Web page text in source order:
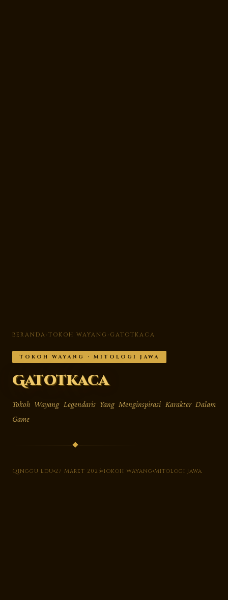
BERANDA ›TOKOH WAYANG › GATOTKACA
TOKOH WAYANG · MITOLOGI JAWA
Gatotkaca
Tokoh Wayang Legendaris Yang Menginspirasi Karakter Dalam
Game
Qinggu Edu 27 Maret 2025 Tokoh Wayang Mitologi Jawa